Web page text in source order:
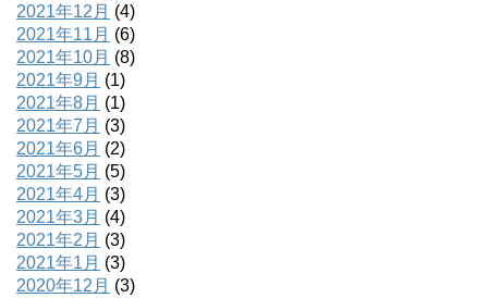
2021年12月 (4)
2021年11月 (6)
2021年10月 (8)
2021年9月 (1)
2021年8月 (1)
2021年7月 (3)
2021年6月 (2)
2021年5月 (5)
2021年4月 (3)
2021年3月 (4)
2021年2月 (3)
2021年1月 (3)
2020年12月 (3)